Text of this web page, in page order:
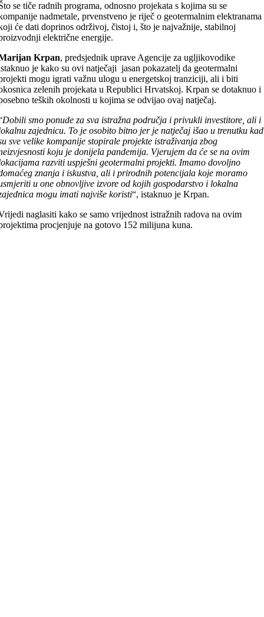
se tiče radnih programa, odnosno projekata s kojima su se
nadmetale, prvenstveno je riječ o geotermalnim elektranama
će dati doprinos održivoj, čistoj i, što je najvažnije, stabilnoj
električne energije.
Krpan, predsjednik uprave Agencije za ugljikovodike
je kako su ovi natječaji jasan pokazatelj da geotermalni
mogu igrati važnu ulogu u energetskoj tranziciji, ali i biti
zelenih projekata u Republici Hrvatskoj. Krpan se dotaknuo i
teških okolnosti u kojima se odvijao ovaj natječaj.
Dobili smo ponude za sva istražna područja i privukli investitore, ali i
zajednicu. To je osobito bitno jer je natječaj išao u trenutku kad
sve velike kompanije stopirale projekte istraživanja zbog
koju je donijela pandemija. Vjerujem da će se na ovim
razviti uspješni geotermalni projekti. Imamo dovoljno
znanja i iskustva, ali i prirodnih potencijala koje moramo
u one obnovljive izvore od kojih gospodarstvo i lokalna
mogu imati najviše koristi“, istaknuo je Krpan.
naglasiti kako se samo vrijednost istražnih radova na ovim
procjenjuje na gotovo 152 milijuna kuna.